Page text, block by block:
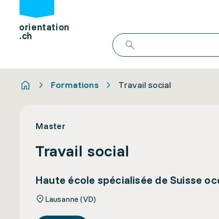
orientation
.ch
Formations Travail social
Master
Travail social
Haute école spécialisée de Suisse
Lausanne (VD)